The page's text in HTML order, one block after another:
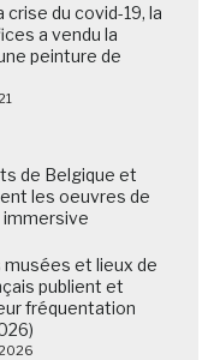
crise du covid-19, la
a vendu la
peinture de
de Belgique et
les oeuvres de
musées et lieux de
publient et
fréquentation